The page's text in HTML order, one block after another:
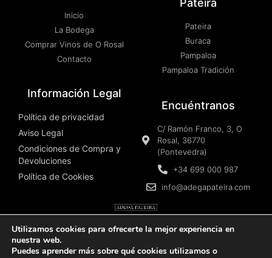
Inicio
La Bodega
Comprar Vinos de O Rosal
Contacto
Pateira
Pateira
Buraca
Pampaloa
Pampaloa Tradición
Información Legal
Política de privacidad
Aviso Legal
Condiciones de Compra y
Devoluciones
Política de Cookies
Encuéntranos
C/ Ramón Franco, 3, O
Rosal, 36770
(Pontevedra)
+34 699 000 987
info@adegapateira.com
© Copyright 2026. Todos los derechos reservados. Web
Utilizamos cookies para ofrecerte la mejor experiencia en
nuestra web.
Puedes aprender más sobre qué cookies utilizamos o